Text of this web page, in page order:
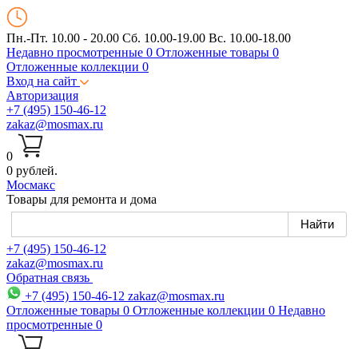
Пн.-Пт. 10.00 - 20.00 Сб. 10.00-19.00 Вс. 10.00-18.00
Недавно просмотренные 0 Отложенные товары 0
Отложенные коллекции 0
Вход на сайт
Авторизация
+7 (495) 150-46-12
zakaz@mosmax.ru
0
0 рублей.
Мосмакс
Товары для ремонта и дома
+7 (495) 150-46-12
zakaz@mosmax.ru
Обратная связь
+7 (495) 150-46-12 zakaz@mosmax.ru
Отложенные товары 0 Отложенные коллекции 0 Недавно
просмотренные 0